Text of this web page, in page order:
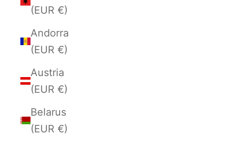
(EUR €)
Andorra
(EUR €)
Austria
(EUR €)
Belarus
(EUR €)